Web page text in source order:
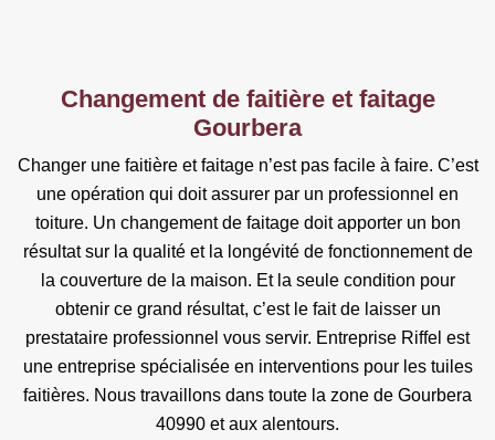
Changement de faitière et faitage
Gourbera
Changer une faitière et faitage n’est pas facile à faire. C’est
une opération qui doit assurer par un professionnel en
toiture. Un changement de faitage doit apporter un bon
résultat sur la qualité et la longévité de fonctionnement de
la couverture de la maison. Et la seule condition pour
obtenir ce grand résultat, c’est le fait de laisser un
prestataire professionnel vous servir. Entreprise Riffel est
une entreprise spécialisée en interventions pour les tuiles
faitières. Nous travaillons dans toute la zone de Gourbera
40990 et aux alentours.